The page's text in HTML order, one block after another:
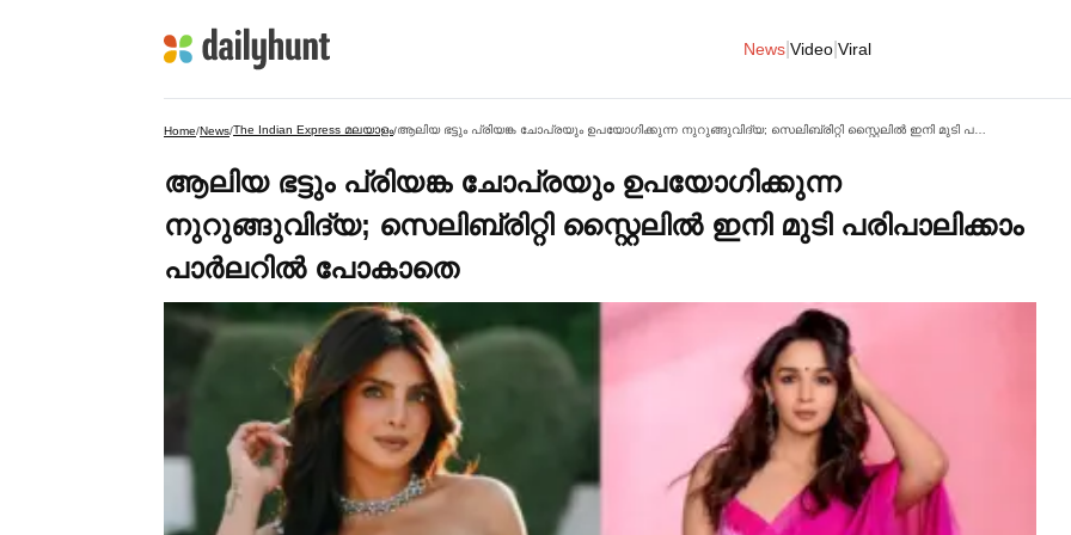
News Video Viral
Home/News/The Indian Express മലയാളം/
ആലിയ ഭട്ടും പ്രിയങ്ക ചോപ്രയും ഉപയോഗിക്കുന്ന
നുറുങ്ങുവിദ്യ; സെലിബ്രിറ്റി സ്റ്റൈലില്‍ ഇനി മുടി പരിപാലിക്കാം
പാര്‍ലറില്‍ പോകാതെ